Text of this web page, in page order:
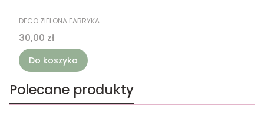
PRODUCENT
DECO ZIELONA FABRYKA
Cena
30,00 zł
Do koszyka
Polecane produkty